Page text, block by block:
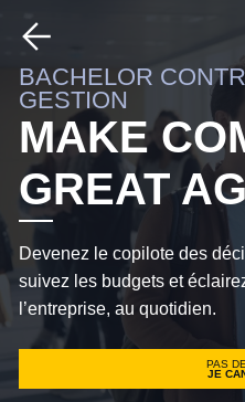
BACHELOR
GESTION
MAKE
GREAT
Devenez le copilote des
suivez les budgets et
l’entreprise, au quotidien.
PAS
JE